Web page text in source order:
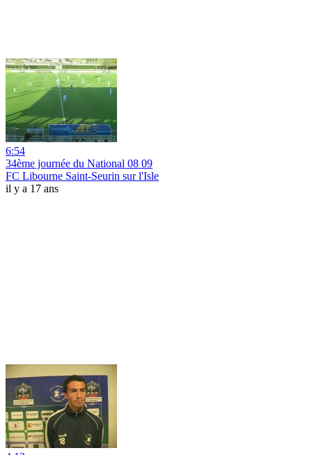
6:54
34ème journée du National 08 09
FC Libourne Saint-Seurin sur l'Isle
il y a 17 ans